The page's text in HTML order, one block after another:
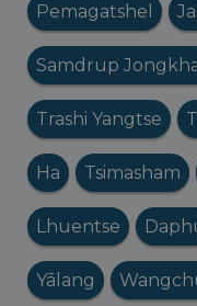
Pemagatshel
Samdrup
Trashi Yangtse
Ha Tsimasham
Lhuentse
Yālang